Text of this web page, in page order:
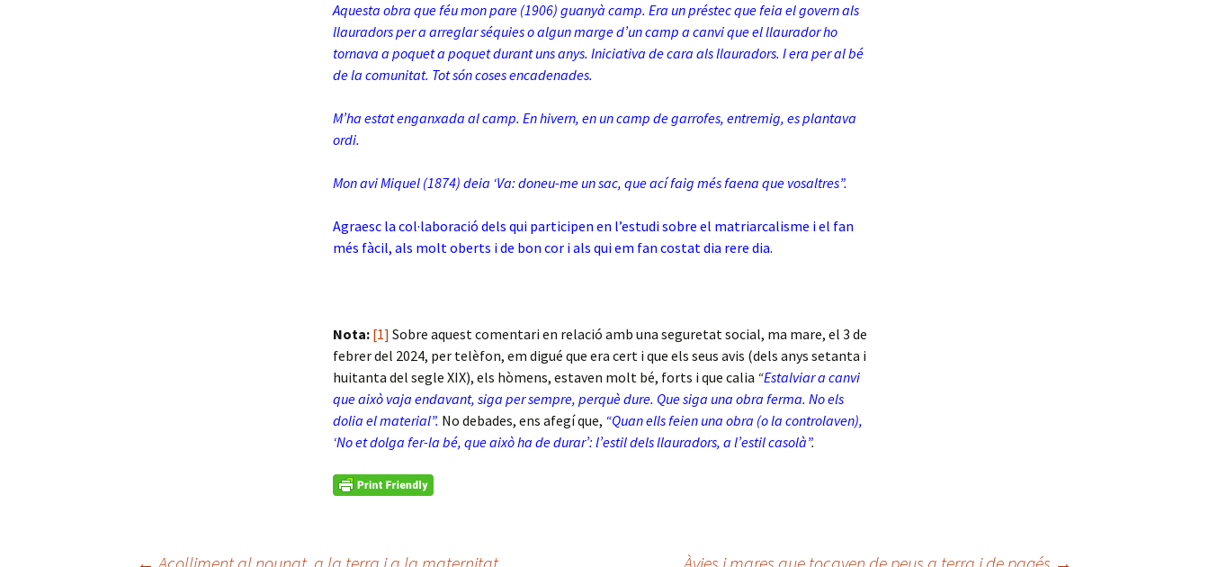
Aquesta obra que féu mon pare (1906) guanyà camp. Era un préstec que feia el govern als
llauradors per a arreglar séquies o algun marge d’un camp a canvi que el llaurador ho
tornava a poquet a poquet durant uns anys. Iniciativa de cara als llauradors. I era per al bé
de la comunitat. Tot són coses encadenades.
M’ha estat enganxada al camp. En hivern, en un camp de garrofes, entremig, es plantava
ordi.
Mon avi Miquel (1874) deia ‘Va: doneu-me un sac, que ací faig més faena que vosaltres”.
Agraesc la col·laboració dels qui participen en l’estudi sobre el matriarcalisme i el fan
més fàcil, als molt oberts i de bon cor i als qui em fan costat dia rere dia.
Nota: [1] Sobre aquest comentari en relació amb una seguretat social, ma mare, el 3 de
febrer del 2024, per telèfon, em digué que era cert i que els seus avis (dels anys setanta i
huitanta del segle XIX), els hòmens, estaven molt bé, forts i que calia “Estalviar a canvi
que això vaja endavant, siga per sempre, perquè dure. Que siga una obra ferma. No els
dolia el material”. No debades, ens afegí que, “Quan ells feien una obra (o la controlaven),
‘No et dolga fer-la bé, que això ha de durar’: l’estil dels llauradors, a l’estil casolà”.